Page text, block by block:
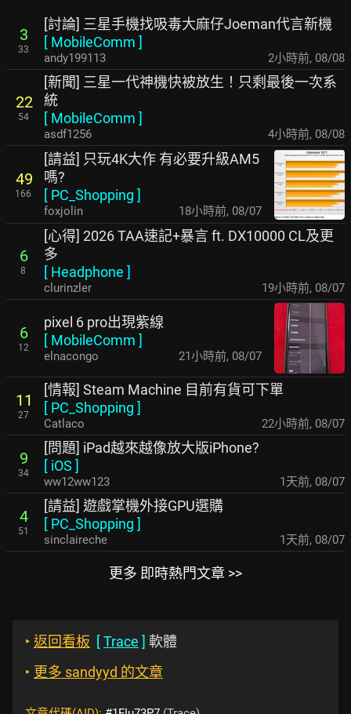
3
33
[討論] 三星手機找吸毒大麻仔Joeman代言新機
[ MobileComm ]
andy199113 2小時前, 08/08
22
54
[新聞] 三星一代神機快被放生！只剩最後一次系
統
[ MobileComm ]
asdf1256 4小時前, 08/08
49
166
[請益] 只玩4K大作 有必要升級AM5
嗎?
[ PC_Shopping ]
foxjolin 18小時前, 08/07
6
8
[心得] 2026 TAA速記+暴言 ft. DX10000 CL及更
多
[ Headphone ]
clurinzler 19小時前, 08/07
6
12
pixel 6 pro出現紫線
[ MobileComm ]
elnacongo 21小時前, 08/07
11
27
[情報] Steam Machine 目前有貨可下單
[ PC_Shopping ]
Catlaco 22小時前, 08/07
9
34
[問題] iPad越來越像放大版iPhone?
[ iOS ]
ww12ww123 1天前, 08/07
4
51
[請益] 遊戲掌機外接GPU選購
[ PC_Shopping ]
sinclaireche 1天前, 08/07
更多 即時熱門文章 >>
‣ 返回看板 [Trace ] 軟體
‣ 更多 sandyyd 的文章